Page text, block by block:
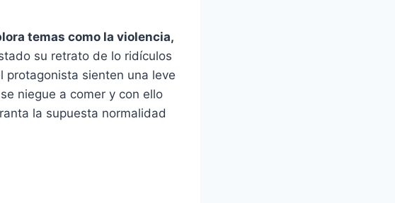
temas como la violencia,
su retrato de lo ridículos
protagonista sienten una leve
niegue a comer y con ello
la supuesta normalidad